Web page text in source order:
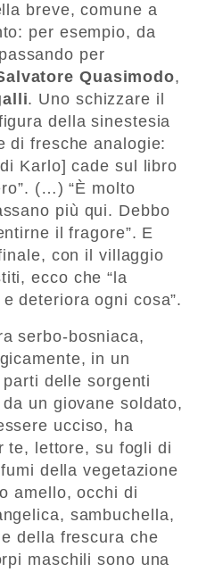
breve, comune a
per esempio, da
passando per
Quasimodo,
. Uno schizzare il
della sinestesia
di fresche analogie:
Karlo] cade sul libro
(…) “È molto
più qui. Debbo
il fragore”. E
con il villaggio
ecco che “la
deteriora ogni cosa”.
serbo-bosniaca,
in un
delle sorgenti
un giovane soldato,
ucciso, ha
te, lettore, su fogli di
della vegetazione
amello, occhi di
sambuchella,
della frescura che
maschili sono una